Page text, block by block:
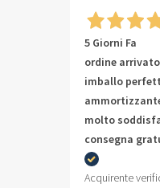
5 Giorni Fa
ordine
imballo
molto
consegna
Acquirente